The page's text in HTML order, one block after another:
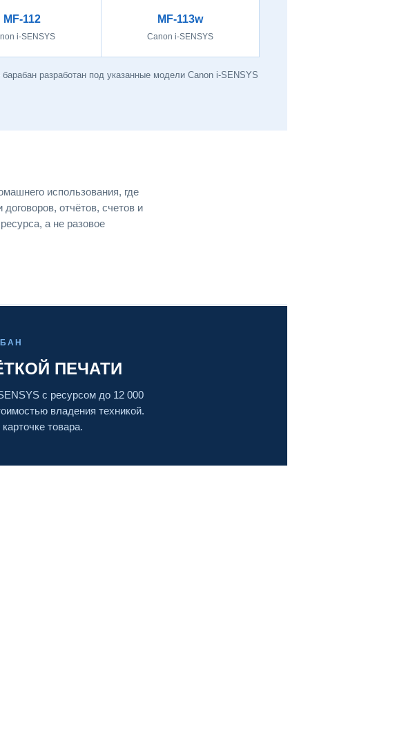
MF-112
i-SENSYS
MF-113w
Canon i-SENSYS
разработан под указанные модели Canon i-SENSYS
использования, где
отчётов, счетов и
а не разовое
ПЕЧАТИ
с ресурсом до 12 000
владения техникой.
товара.